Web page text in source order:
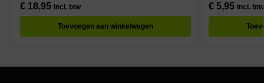
€18,95 Incl. btw
Toevoegen aan winkelwagen
€5,95 Incl. btw